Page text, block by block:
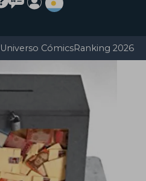
Universo CómicsRanking 2026